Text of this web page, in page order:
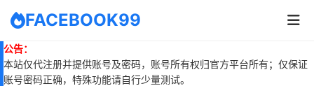
FACEBOOK99
公告：
本站仅代注册并提供账号及密码，账号所有权归官方平台所有；仅保证
账号密码正确，特殊功能请自行少量测试。